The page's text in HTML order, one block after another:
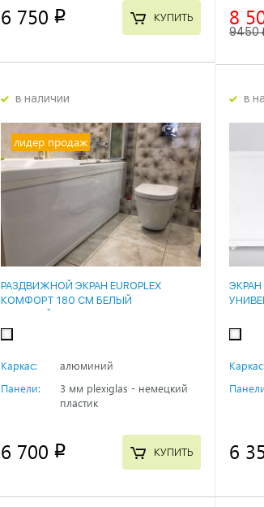
6 750 p КУПИТЬ 8
9450
в наличии
лидер продаж
РАЗДВИЖНОЙ ЭКРАН EUROPLEX
КОМФОРТ 180 СМ БЕЛЫЙ
Каркас:
алюминий
Панели:
3 мм plexiglas - немецкий
пластик
6 700 p КУПИТЬ
в
ЭКРАН
Каркас:
6